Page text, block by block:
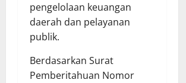
pengelolaan keuangan
daerah dan pelayanan
publik.
Berdasarkan Surat
Pemberitahuan Nomor